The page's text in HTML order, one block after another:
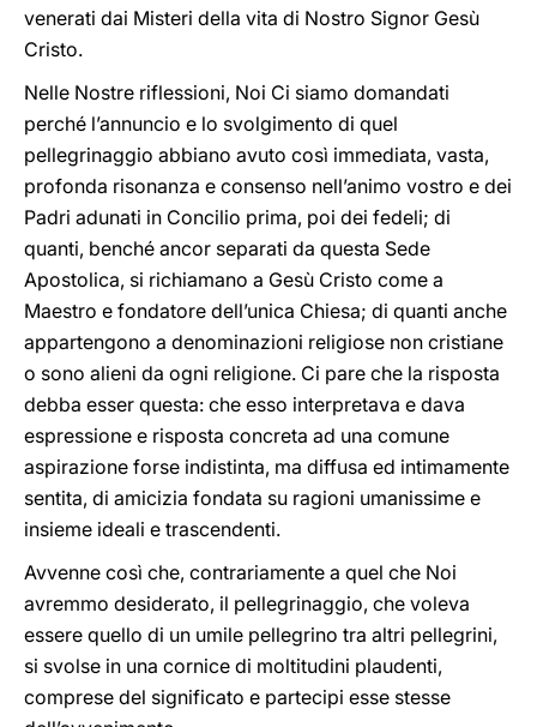
venerati dai Misteri della vita di Nostro Signor Gesù
Cristo.
Nelle Nostre riflessioni, Noi Ci siamo domandati
perché l’annuncio e lo svolgimento di quel
pellegrinaggio abbiano avuto così immediata, vasta,
profonda risonanza e consenso nell’animo vostro e dei
Padri adunati in Concilio prima, poi dei fedeli; di
quanti, benché ancor separati da questa Sede
Apostolica, si richiamano a Gesù Cristo come a
Maestro e fondatore dell’unica Chiesa; di quanti anche
appartengono a denominazioni religiose non cristiane
o sono alieni da ogni religione. Ci pare che la risposta
debba esser questa: che esso interpretava e dava
espressione e risposta concreta ad una comune
aspirazione forse indistinta, ma diffusa ed intimamente
sentita, di amicizia fondata su ragioni umanissime e
insieme ideali e trascendenti.
Avvenne così che, contrariamente a quel che Noi
avremmo desiderato, il pellegrinaggio, che voleva
essere quello di un umile pellegrino tra altri pellegrini,
si svolse in una cornice di moltitudini plaudenti,
comprese del significato e partecipi esse stesse